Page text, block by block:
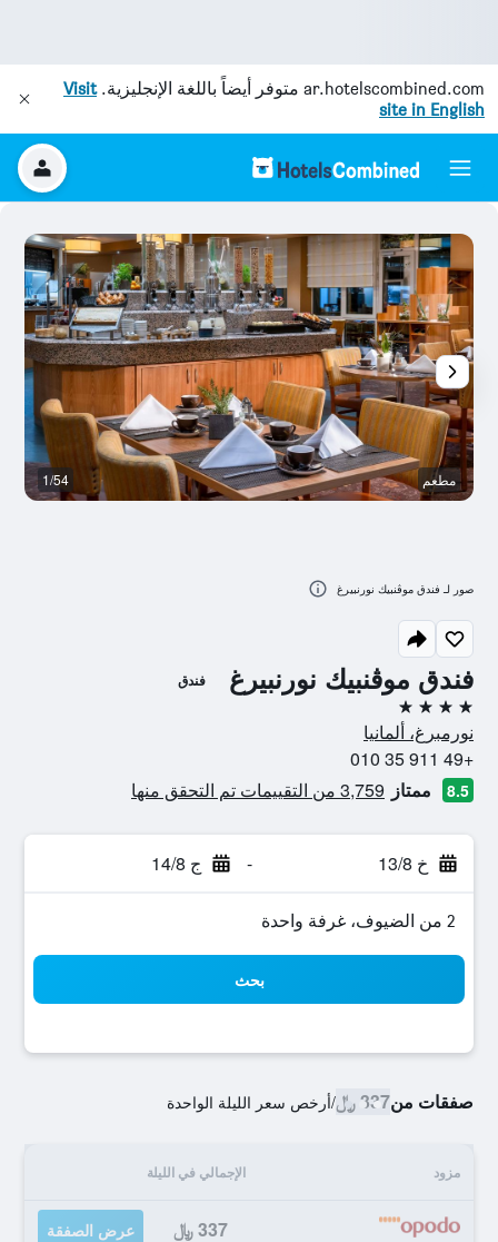
ar.hotelscombined.com متوفر أيضاً باللغة الإنجليزية.Visit
site in English
فندق موڤنبيك نورنبيرغ فندق
4 نجوم
نورمبرغ، ألمانيا
+49 911 35 010
8.5 ممتاز 3,759 من التقييمات تم التحقق منها
خ 13/8 - ج 14/8
2 من الضيوف، غرفة واحدة
بحث
صفقات من337 ﷼ /أرخص سعر الليلة الواحدة
مزود الإجمالي في الليلة
337 ﷼ عرض الصفقة
مطعم 1/54
صور لـ فندق موڤنبيك نورنبيرغ